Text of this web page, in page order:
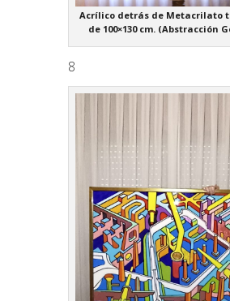
Acrílico detrás de Metacrilato
de 100×130 cm. (Abstracción
8